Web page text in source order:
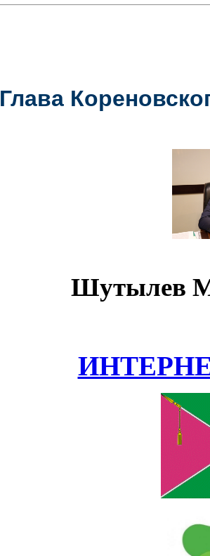
Глава
Шутылев